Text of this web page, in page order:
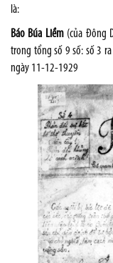
là:
Báo Búa Liềm(của Đông
trong tổng số 9 số: số 3
ngày 11-12-1929